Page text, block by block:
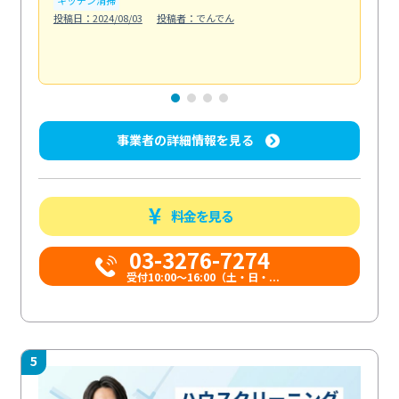
投稿日：2024/08/03
投稿者：でんでん
事業者の詳細情報を見る
料金を見る
03-3276-7274
受付10:00〜16:00（土・日・...
5